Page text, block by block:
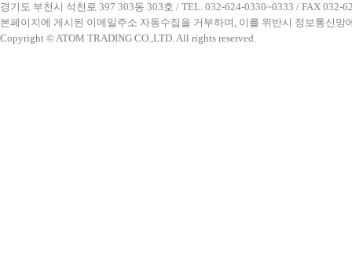
경기도 부천시 석천로 397 303동 303호 / TEL. 032-624-0330~0333 / FAX 032-
본페이지에 게시된 이메일주소 자동수집을 거부하며, 이를 위반시 정보통신망
Copyright © ATOM TRADING CO.,LTD. All rights reserved.